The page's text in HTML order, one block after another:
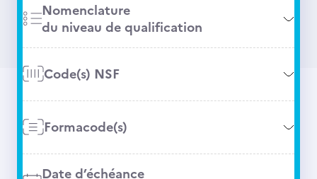
Nomenclature
du niveau de qualification
Code(s) NSF
Formacode(s)
Date d’échéance